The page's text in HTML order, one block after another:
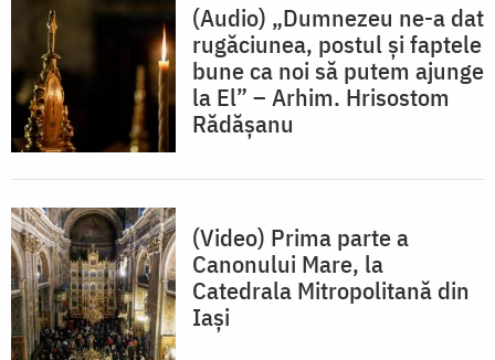
(Audio) „Dumnezeu ne-a dat
rugăciunea, postul și faptele
bune ca noi să putem ajunge
la El” – Arhim. Hrisostom
Rădășanu
(Video) Prima parte a
Canonului Mare, la
Catedrala Mitropolitană din
Iași